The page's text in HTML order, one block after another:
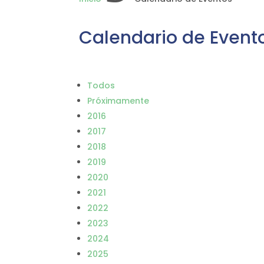
Calendario de
Todos
Próximamente
2016
2017
2018
2019
2020
2021
2022
2023
2024
2025